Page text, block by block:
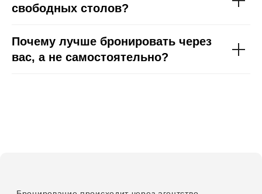
свободных столов?
Почему лучше бронировать через
вас, а не самостоятельно?